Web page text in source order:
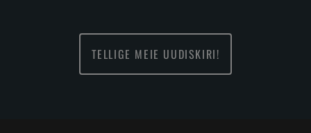
TELLIGE MEIE UUDISKIRI!